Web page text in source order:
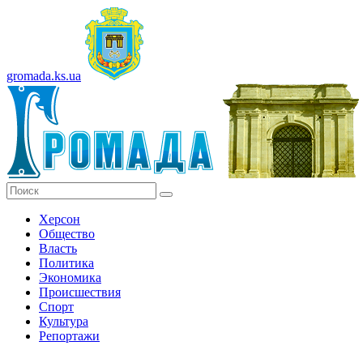
gromada.ks.ua
Херсон
Общество
Власть
Политика
Экономика
Происшествия
Спорт
Культура
Репортажи